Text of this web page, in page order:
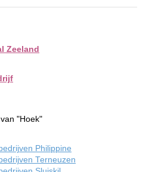
Zeeland
"Hoek"
Philippine
Terneuzen